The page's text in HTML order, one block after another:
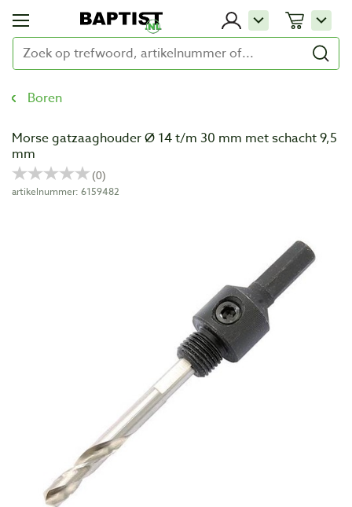
Boren
Morse gatzaaghouder Ø 14 t/m 30 mm met schacht 9,5
mm
artikelnummer: 6159482